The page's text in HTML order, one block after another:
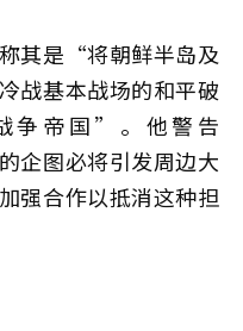
其是“将朝鲜半岛及
战基本战场的和平破
争帝国”。他警告
企图必将引发周边大
强合作以抵消这种担